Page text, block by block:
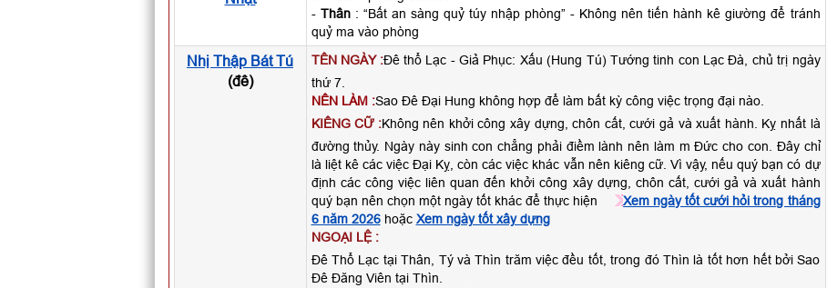
- Thân: “Bất an sàng quỷ túy nhập phòng” - Không nên tiến hành kê giường để tránh
quỷ ma vào phòng
Nhị Thập Bát Tú
(đê)
TÊN NGÀY :Đê thổ Lạc - Giả Phục: Xấu (Hung Tú) Tướng tinh con Lạc Đà, chủ trị ngày
thứ 7.
NÊN LÀM :Sao Đê Đại Hung không hợp để làm bất kỳ công việc trọng đại nào.
KIÊNG CỮ :Không nên khởi công xây dựng, chôn cất, cưới gả và xuất hành. Kỵ nhất là
đường thủy. Ngày này sinh con chẳng phải điềm lành nên làm m Đức cho con. Đây chỉ
là liệt kê các việc Đại Kỵ, còn các việc khác vẫn nên kiêng cữ. Vì vậy, nếu quý bạn có dự
định các công việc liên quan đến khởi công xây dựng, chôn cất, cưới gả và xuất hành
quý bạn nên chọn một ngày tốt khác để thực hiện
Xem ngày tốt cưới hỏi trong tháng
6 năm 2026hoặc Xem ngày tốt xây dựng
NGOẠI LỆ :
Đê Thổ Lạc tại Thân, Tý và Thìn trăm việc đều tốt, trong đó Thìn là tốt hơn hết bởi Sao
Đê Đăng Viên tại Thìn.